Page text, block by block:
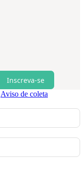
Inscreva-se
Aviso de coleta